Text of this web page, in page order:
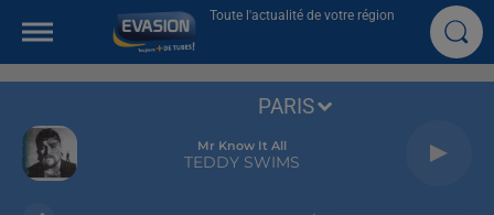
Toute l'actualité de votre région
Mr Know It All
TEDDY SWIMS
PARIS